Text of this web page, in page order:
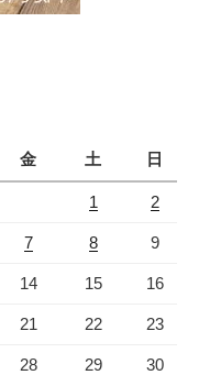
金 土 日
1 2
7 8 9
14 15 16
21 22 23
28 29 30